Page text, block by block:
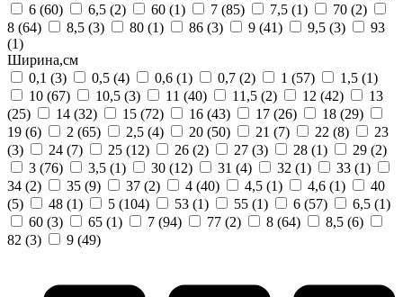
6 (60) 6,5 (2) 60 (1) 7 (85) 7,5 (1) 70 (2)
8 (64) 8,5 (3) 80 (1) 86 (3) 9 (41) 9,5 (3)
93
(1)
Ширина,см
0,1 (3) 0,5 (4) 0,6 (1) 0,7 (2) 1 (57) 1,5 (1)
10 (67) 10,5 (3) 11 (40) 11,5 (2) 12 (42)
13
(25)
14 (32) 15 (72) 16 (43) 17 (26) 18 (29)
19 (6) 2 (65) 2,5 (4) 20 (50) 21 (7) 22 (8)
23
(3)
24 (7) 25 (12) 26 (2) 27 (3) 28 (1) 29 (2)
3 (76) 3,5 (1) 30 (12) 31 (4) 32 (1) 33 (1)
34 (2) 35 (9) 37 (2) 4 (40) 4,5 (1) 4,6 (1)
40
(5)
48 (1) 5 (104) 53 (1) 55 (1) 6 (57) 6,5 (1)
60 (3) 65 (1) 7 (94) 77 (2) 8 (64) 8,5 (6)
82 (3) 9 (49)